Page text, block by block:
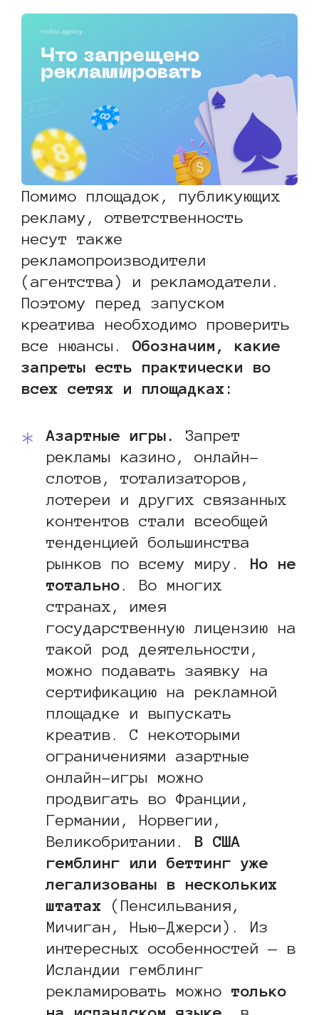
Помимо площадок, публикующих
рекламу, ответственность
несут также
рекламопроизводители
(агентства) и рекламодатели.
Поэтому перед запуском
креатива необходимо проверить
все нюансы. Обозначим, какие
запреты есть практически во
всех сетях и площадках:
Азартные игры. Запрет
рекламы казино, онлайн-
слотов, тотализаторов,
лотереи и других связанных
контентов стали всеобщей
тенденцией большинства
рынков по всему миру. Но не
тотально . Во многих
странах, имея
государственную лицензию на
такой род деятельности,
можно подавать заявку на
сертификацию на рекламной
площадке и выпускать
креатив. С некоторыми
ограничениями азартные
онлайн-игры можно
продвигать во Франции,
Германии, Норвегии,
Великобритании.
В США
гемблинг или беттинг уже
легализованы в нескольких
штатах (Пенсильвания,
Мичиган, Нью-Джерси). Из
интересных особенностей — в
Исландии гемблинг
рекламировать можно только